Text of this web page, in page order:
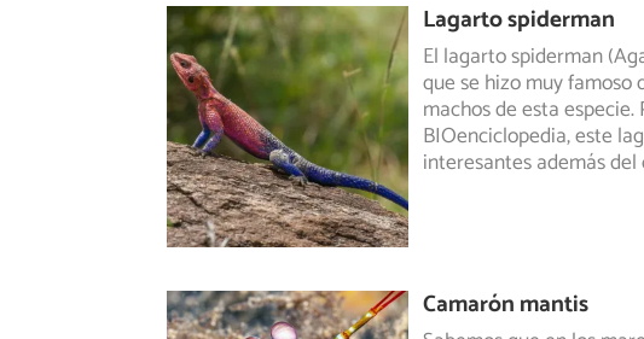
Lagarto spiderman
El lagarto spiderman
que se hizo muy
machosde esta
BIOenciclopedia, este
interesantes además del
Camarón mantis